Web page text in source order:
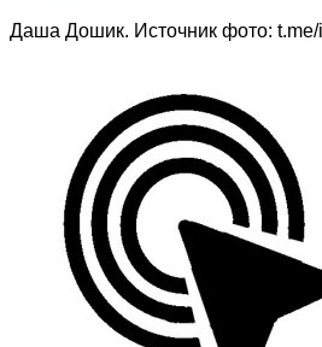
Даша Дошик. Источник фото: